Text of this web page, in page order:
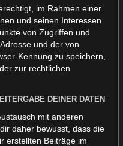
im Rahmen einer
und seinen Interessen
von Zugriffen und
und der von
Kennung zu speichern,
zur rechtlichen
DEINER DATEN
mit anderen
daher bewusst, dass die
erstellten Beiträge im